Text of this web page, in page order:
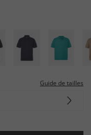
Guide de tailles